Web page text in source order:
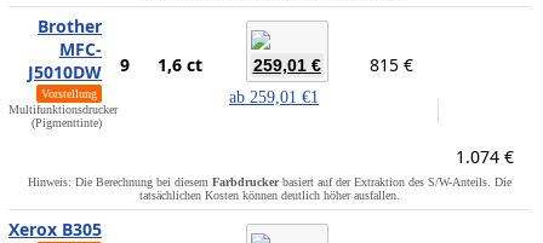
Brother
MFC-
J5010DW
Vorstellung
Multifunktionsdrucker
(Pigmenttinte)
9 1,6 ct 259,01 €
ab 259,01 €1
815 €
1.074 €
Hinweis: Die Berechnung bei diesem Farbdruckerbasiert auf der Extraktion des S/W-Anteils. Die
tatsächlichen Kosten können deutlich höher ausfallen.
Xerox B305